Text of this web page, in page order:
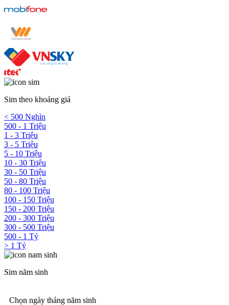
Sim theo khoảng giá
< 500 Nghìn
500 - 1 Triệu
1 - 3 Triệu
3 - 5 Triệu
5 - 10 Triệu
10 - 30 Triệu
30 - 50 Triệu
50 - 80 Triệu
80 - 100 Triệu
100 - 150 Triệu
150 - 200 Triệu
200 - 300 Triệu
300 - 500 Triệu
500 - 1 Tỷ
> 1 Tỷ
Sim năm sinh
Chọn ngày tháng năm sinh